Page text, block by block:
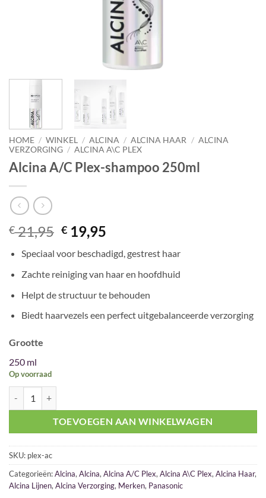
HOME / WINKEL / ALCINA / ALCINA HAAR / ALCINA
VERZORGING / ALCINA A\C PLEX
Alcina A/C Plex-shampoo 250ml
€21,95 Oorspronkelijke
prijs
was:
€ 21,95.
€ 19,95
is:
€ 19,95.
Speciaal voor beschadigd, gestrest haar
Zachte reiniging van haar en hoofdhuid
Helpt de structuur te behouden
Biedt haarvezels een perfect uitgebalanceerde verzorging
Grootte
250 ml
Op voorraad
TOEVOEGEN AAN WINKELWAGEN
SKU: plex-ac
Categorieën:Alcina, Alcina, Alcina A/C Plex, Alcina A\C Plex, Alcina Haar,
Alcina Lijnen, Alcina Verzorging, Merken, Panasonic